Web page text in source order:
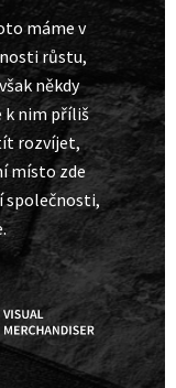
máme v
růstu,
někdy
k nim příliš
rozvíjet,
místo zde
společnosti,